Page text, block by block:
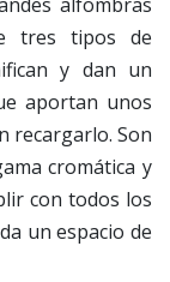
tres tipos de
y dan un
aportan unos
recargarlo. Son
cromática y
con todos los
un espacio de